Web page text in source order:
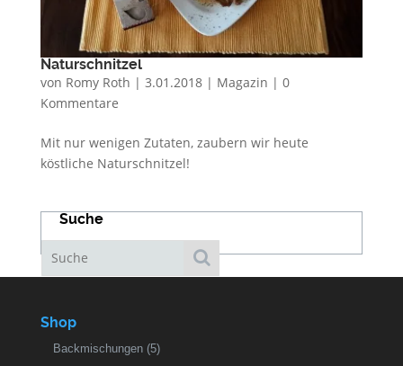
Naturschnitzel
von Romy Roth | 3.01.2018| Magazin | 0
Kommentare
Mit nur wenigen Zutaten, zaubern wir heute
köstliche Naturschnitzel!
Suche
Shop
Backmischungen (5)